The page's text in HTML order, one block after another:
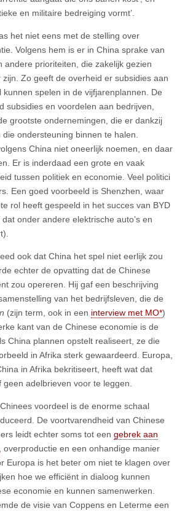
en militaire bedreiging vormt’.
het niet eens met de stelling over
Volgens hem is er in China sprake van
andere prioriteiten, die zakelijk gezien
Zo geeft de overheid er subsidies aan
kunnen spelen in de vijfjarenplannen. De
subsidies en voordelen aan bedrijven,
grootste ondernemingen, die er dankzij
ondersteuning binnen te halen.
China niet oneerlijk noemen, en daar
Er is inderdaad een grote en vaak
tussen politiek en economie. Veel politici
Een goed voorbeeld is Shenzhen, waar
rol heeft gespeeld in het succes van BYD
onder andere elektrische auto’s en
ook dat China het spel niet eerlijk zou
echter de opvatting dat de Chinese
zou opereren. Hij gaf een beschrijving
van het bedrijfsleven, die de
(zijn term, ook in een interview met MO*)
kant van de Chinese economie is de
China plannen opstelt realiseert, ze die
in Afrika sterk gewaardeerd. Europa,
in Afrika bekritiseert, heeft wat dat
adelbrieven voor te leggen.
voordeel is de enorme schaal
De voortvarendheid van Chinese
leidt echter soms tot een gebrek aan
, overproductie en een onhandige manier
Europa is het beter om niet te klagen over
hoe we efficiënt in dialoog kunnen
economie en kunnen samenwerken.
de visie van Coppens en Leterme een